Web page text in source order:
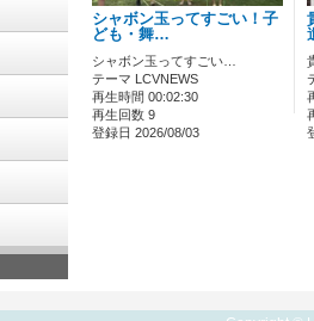
シャボン玉ってすごい！子
ども・舞…
シャボン玉ってすごい…
テーマ LCVNEWS
再生時間 00:02:30
再生回数 9
登録日 2026/08/03